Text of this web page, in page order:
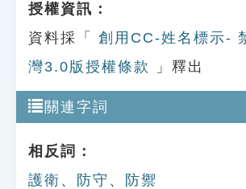
授權資訊：
資料採「
創用CC-姓名標示-
灣3.0版授權條款
」釋出
關連字詞
相反詞：
護衛 、 防守 、 防禦